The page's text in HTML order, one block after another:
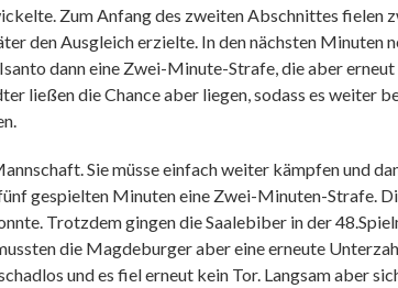
Zum Anfang des zweiten Abschnittes
den Ausgleich erzielte. In den nächsten
dann eine Zwei-Minute-Strafe, die aber
ließen die Chance aber liegen, sodass es weiter
Sie müsse einfach weiter kämpfen und
gespielten Minuten eine Zwei-Minuten-Strafe.
Trotzdem gingen die Saalebiber in der
die Magdeburger aber eine erneute
und es fiel erneut kein Tor. Langsam aber